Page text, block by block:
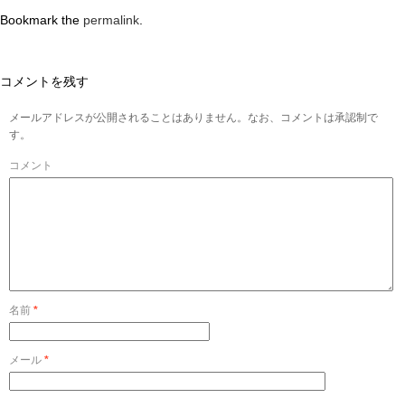
Bookmark the permalink
コメントを残す
メールアドレスが公開されることはありません。なお、コメントは承認制で
す。
コメント
名前 *
メール *